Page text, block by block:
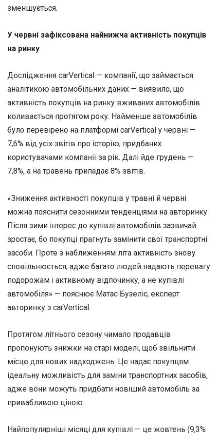
зменшується.
У червні зафіксована найнижча активність покупців
на ринку
Дослідження carVertical — компанії, що займається
аналітикою автомобільних даних — виявило, що
активність покупців на ринку вживаних автомобілів
коливається протягом року. Найменше автомобілів
було перевірено на платформі carVertical у червні —
7,6% від усіх звітів про історію, придбаних
користувачами компанії за рік. Далі йде грудень —
7,8%, а на травень припадає 8% звітів.
«Зниження активності покупців у травні й червні
можна пояснити сезонними тенденціями на авторинку.
Після зими інтерес до купівлі автомобілів зазвичай
зростає, бо покупці прагнуть замінити свої транспортні
засоби. Проте з наближенням літа активність знову
сповільнюється, адже багато людей надають перевагу
подорожам і активному відпочинку, а не купівлі
автомобіля» — пояснює Матас Бузеліс, експерт
авторинку з carVertical.
Протягом літнього сезону чимало продавців
пропонують знижки на старі моделі, щоб звільнити
місце для нових надходжень. Це надає покупцям
ідеальну можливість для заміни транспортних засобів,
адже вони можуть придбати новіший автомобіль за
привабливою ціною.
Найпопулярніші місяці для купівлі — це жовтень (9,3%